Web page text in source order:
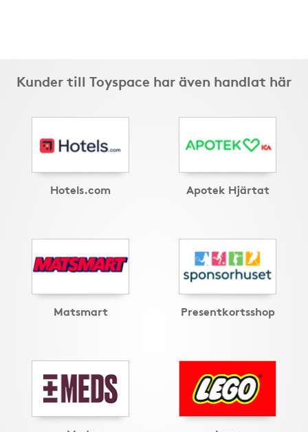
Kunder till Toyspace har även handlat här
Hotels.com Apotek Hjärtat
Matsmart Presentkortsshop